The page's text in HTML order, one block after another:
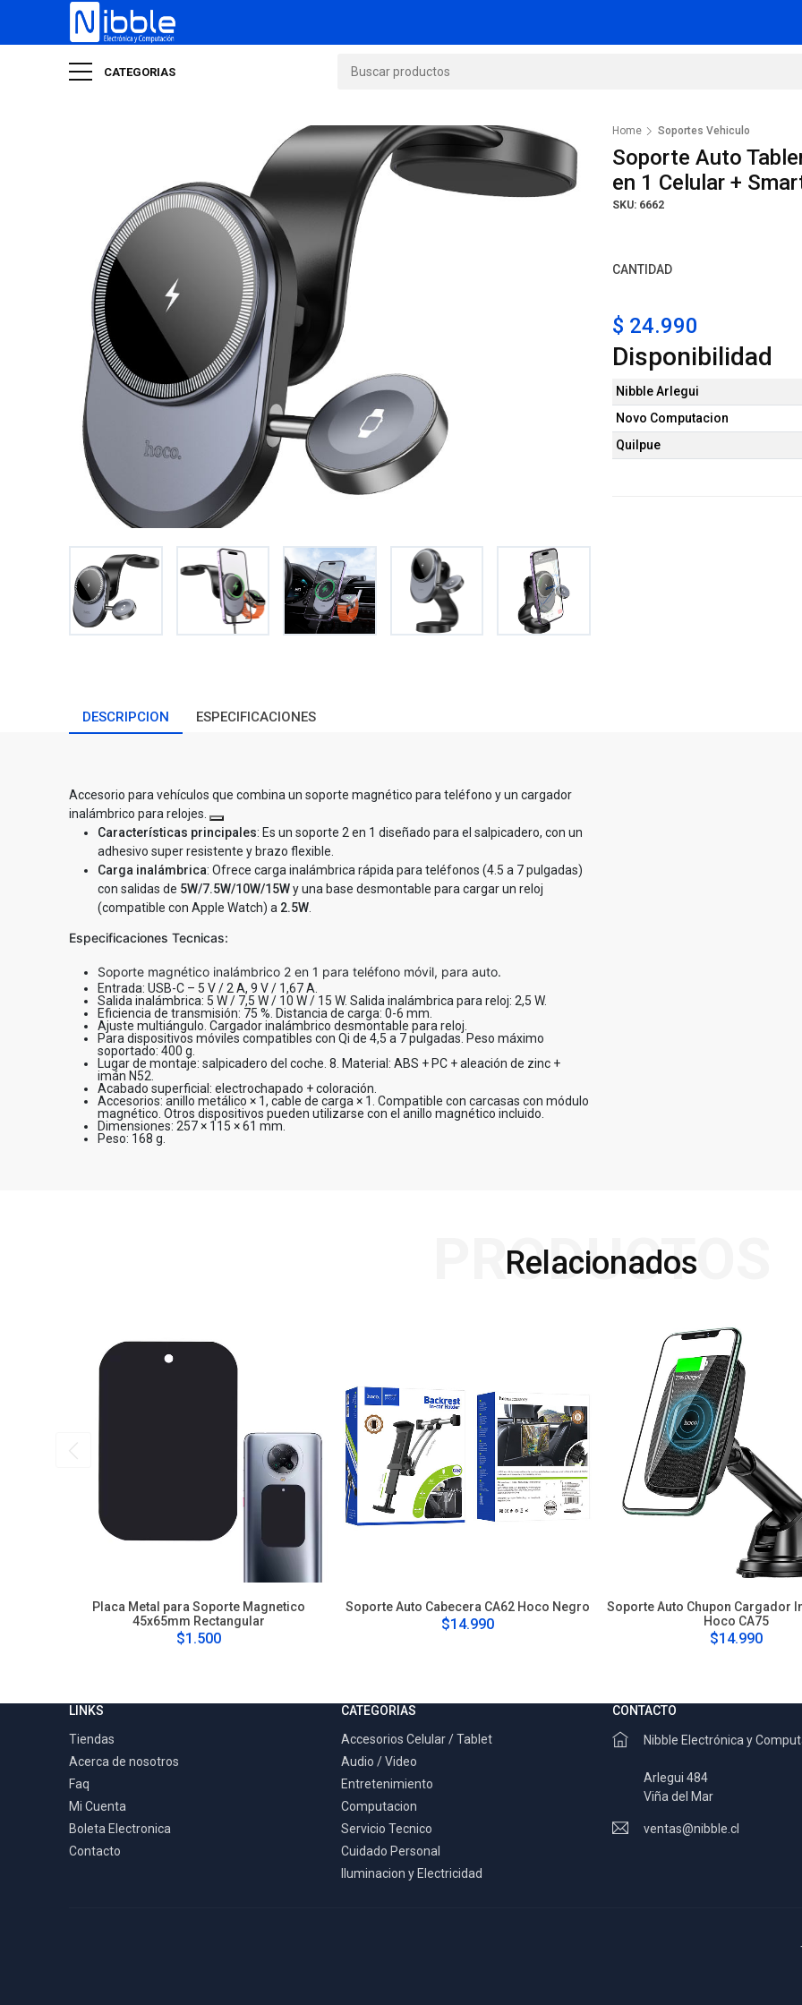
CATEGORIAS
Home Soportes Vehiculo
Soporte Auto
en 1 Celular +
SKU: 6662
CANTIDAD
$ 24.990
Disponibilidad
Nibble Arlegui
Novo Computacion
Quilpue
DESCRIPCION ESPECIFICACIONES
Accesorio para vehículos que combina un soporte magnético para teléfono y un cargador
inalámbrico para relojes.
Características principales: Es un soporte 2 en 1 diseñado para el salpicadero, con un
adhesivo super resistente y brazo flexible.
Carga inalámbrica: Ofrece carga inalámbrica rápida para teléfonos (4.5 a 7 pulgadas)
con salidas de 5W/7.5W/10W/15Wy una base desmontable para cargar un reloj
(compatible con Apple Watch) a 2.5W
Especificaciones Tecnicas:
Soporte magnético inalámbrico 2 en 1 para teléfono móvil, para auto.
Entrada: USB-C – 5 V / 2 A, 9 V / 1,67 A.
Salida inalámbrica: 5 W / 7,5 W / 10 W / 15 W. Salida inalámbrica para reloj: 2,5 W.
Eficiencia de transmisión: 75 %. Distancia de carga: 0-6 mm.
Ajuste multiángulo. Cargador inalámbrico desmontable para reloj.
Para dispositivos móviles compatibles con Qi de 4,5 a 7 pulgadas. Peso máximo
soportado: 400 g.
Lugar de montaje: salpicadero del coche. 8. Material: ABS + PC + aleación de zinc +
imán N52.
Acabado superficial: electrochapado + coloración.
Accesorios: anillo metálico × 1, cable de carga × 1. Compatible con carcasas con módulo
magnético. Otros dispositivos pueden utilizarse con el anillo magnético incluido.
Dimensiones: 257 × 115 × 61 mm.
Peso: 168 g.
Relacionados
PRODUCTOS
Placa Metal para Soporte Magnetico
45x65mm Rectangular
$1.500
Soporte Auto Cabecera CA62 Hoco Negro
$14.990
Soporte Auto Chupon Cargador
Hoco CA75
$14.990
LINKS
Tiendas
Acerca de nosotros
Faq
Mi Cuenta
Boleta Electronica
Contacto
CATEGORIAS
Accesorios Celular / Tablet
Audio / Video
Entretenimiento
Computacion
Servicio Tecnico
Cuidado Personal
Iluminacion y Electricidad
CONTACTO
Nibble Electrónica y
Arlegui 484
Viña del Mar
ventas@nibble.cl